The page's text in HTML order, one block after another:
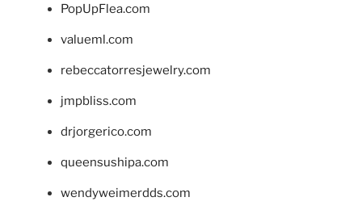
PopUpFlea.com
valueml.com
rebeccatorresjewelry.com
jmpbliss.com
drjorgerico.com
queensushipa.com
wendyweimerdds.com